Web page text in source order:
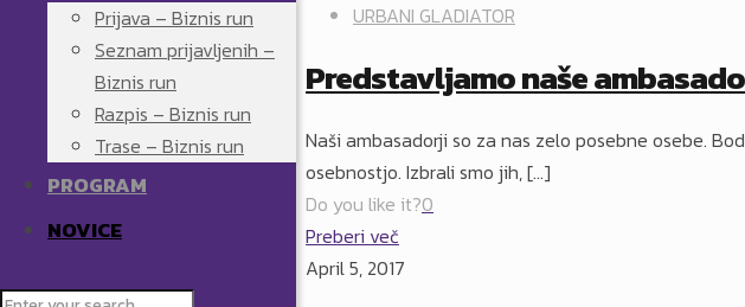
Prijava – Biznis run
Seznam prijavljenih –
Biznis run
Razpis – Biznis run
Trase – Biznis run
PROGRAM
NOVICE
URBANI GLADIATOR
Predstavljamo naše
Naši ambasadorji so za nas zelo posebne osebe.
osebnostjo. Izbrali smo jih,[…]
Do you like it?0
Preberi več
April 5, 2017